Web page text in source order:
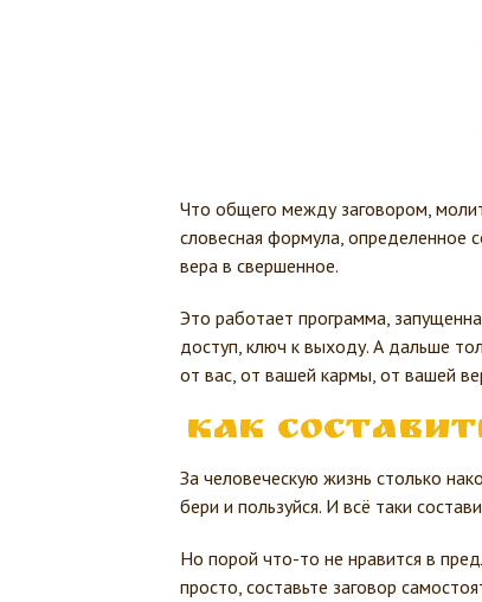
Что общего между заговором,
словесная формула, определенное
вера в свершенное.
Это работает программа,
доступ, ключ к выходу. А дальше
от вас, от вашей кармы, от вашей
Как
За человеческую жизнь столько
бери и пользуйся. И всё таки
Но порой что-то не нравится в
просто, составьте заговор